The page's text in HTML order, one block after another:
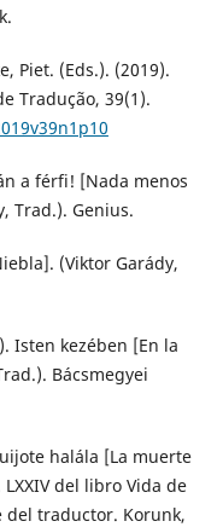
Piet. (Eds.). (2019).
Tradução, 39(1).
a férfi! [Nada menos
Trad.). Genius.
(Viktor Garády,
Isten kezében [En la
Bácsmegyei
halála [La muerte
del libro Vida de
del traductor. Korunk,